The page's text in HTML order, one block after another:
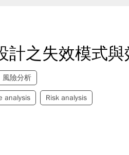
計之失效模式
風險分析
analysis Risk analysis